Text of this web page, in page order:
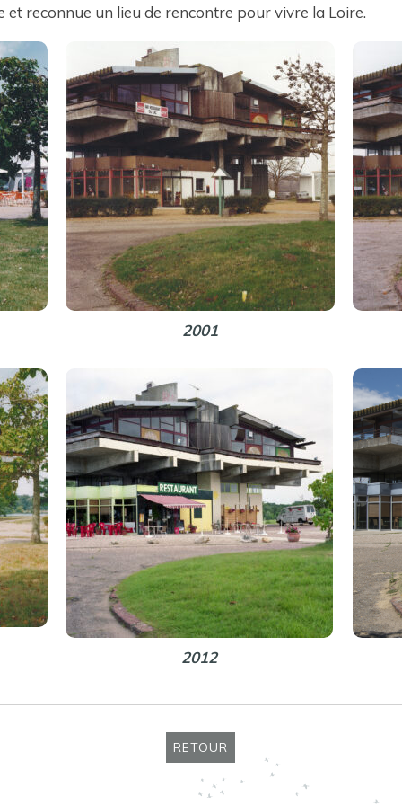
reconnue un lieu de rencontre pour vivre la Loire.
2001
2012
RETOUR